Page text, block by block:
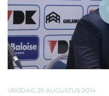
VRIJDAG 29 AUGUSTUS 2014